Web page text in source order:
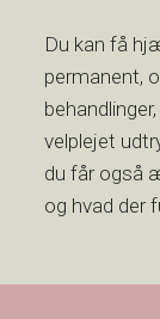
Du kan få
permanent,
velplejet
du får også
og hvad der